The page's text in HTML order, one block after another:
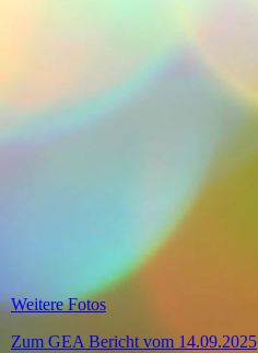
Weitere Fotos
Zum GEA Bericht vom 14.09.2025